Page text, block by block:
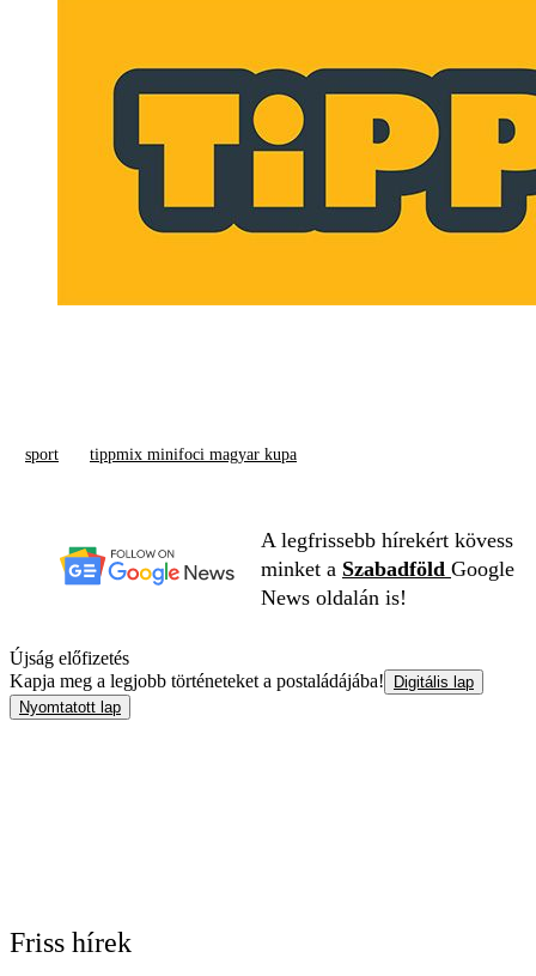
sport tippmix minifoci magyar kupa
A legfrissebb hírekért kövess
minket a Szabadföld Google
News oldalán is!
Újság előfizetés
Kapja meg a legjobb történeteket a postaládájába!
Digitális lap
Nyomtatott lap
Friss hírek